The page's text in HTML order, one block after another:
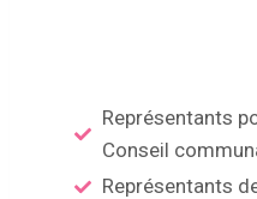
Représentants
Conseil
Représentants